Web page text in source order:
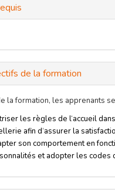
de la formation
la formation, les apprenants
triser les règles de l‘accueil
afin d‘assurer la
son comportement en
et adopter les codes